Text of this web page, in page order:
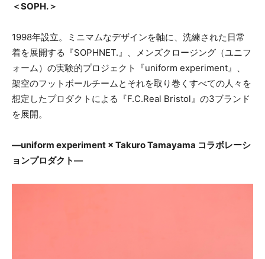
＜SOPH.＞
1998年設立。ミニマムなデザインを軸に、洗練された日常
着を展開する『SOPHNET.』、メンズクロージング（ユニフ
ォーム）の実験的プロジェクト『uniform experiment』、
架空のフットボールチームとそれを取り巻くすべての人々を
想定したプロダクトによる『F.C.Real Bristol』の3ブランド
を展開。
—uniform experiment × Takuro Tamayama コラボレーシ
ョンプロダクト—